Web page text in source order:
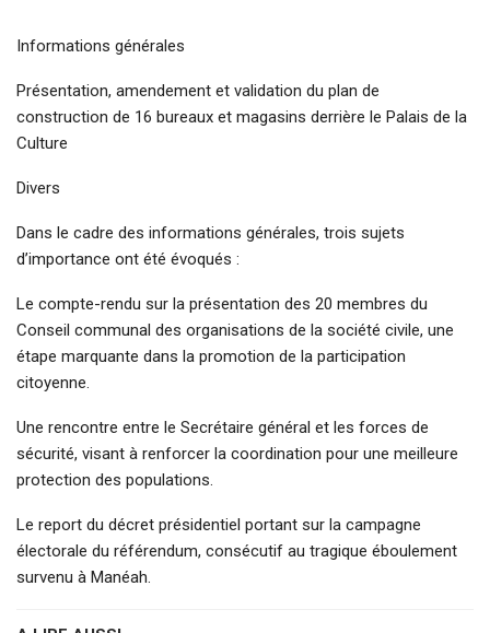
Informations générales
Présentation, amendement et validation du plan de
construction de 16 bureaux et magasins derrière le Palais de la
Culture
Divers
Dans le cadre des informations générales, trois sujets
d’importance ont été évoqués :
Le compte-rendu sur la présentation des 20 membres du
Conseil communal des organisations de la société civile, une
étape marquante dans la promotion de la participation
citoyenne.
Une rencontre entre le Secrétaire général et les forces de
sécurité, visant à renforcer la coordination pour une meilleure
protection des populations.
Le report du décret présidentiel portant sur la campagne
électorale du référendum, consécutif au tragique éboulement
survenu à Manéah.